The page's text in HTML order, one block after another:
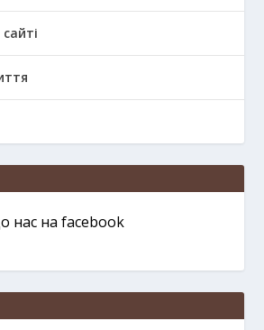
нас на facebook